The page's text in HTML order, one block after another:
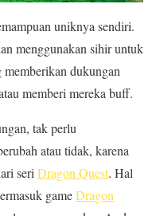
uniknya sendiri.
menggunakan sihir untuk
memberikan dukungan
memberi mereka buff.
tak perlu
atau tidak, karena
seri Dragon Quest. Hal
gameDragon